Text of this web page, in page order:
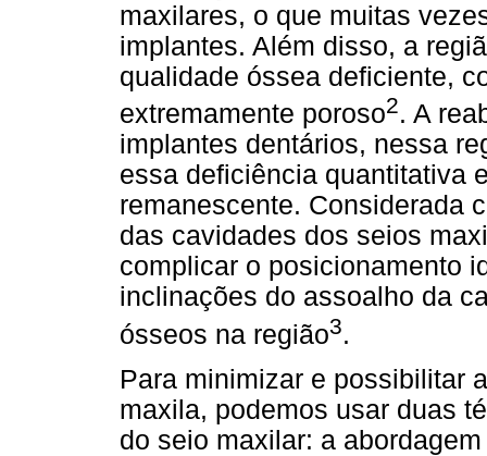
maxilares, o que muitas
implantes. Além disso, a
qualidade óssea deficiente,
extremamente poroso2. A
implantes dentários, nessa
essa deficiência quantitativa
remanescente. Considerada
das cavidades dos seios
complicar o posicionamento
inclinações do assoalho da
ósseos na região3.
Para minimizar e possibilitar
maxila, podemos usar duas
do seio maxilar: a